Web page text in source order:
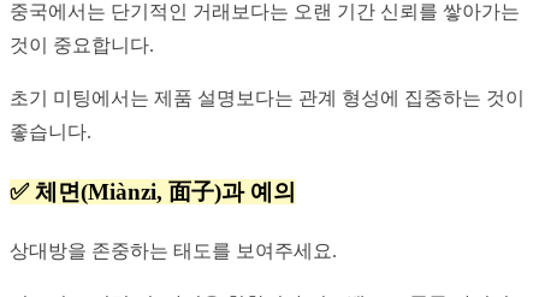
중국에서는 단기적인 거래보다는 오랜 기간 신뢰를 쌓아가는
것이 중요합니다.
초기 미팅에서는 제품 설명보다는 관계 형성에 집중하는 것이
좋습니다.
✅ 체면(Miànzi, 面子)과 예의
상대방을 존중하는 태도를 보여주세요.